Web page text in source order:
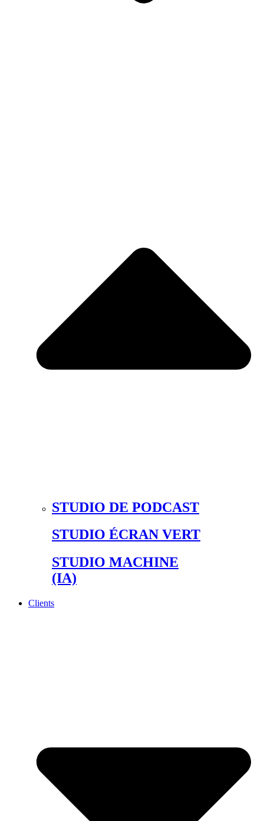
STUDIO DE PODCAST
STUDIO ÉCRAN VERT
STUDIO MACHINE
(IA)
Clients